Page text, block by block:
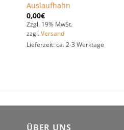
Auslaufhahn
0,00€
Zzgl. 19% MwSt.
zzgl. Versand
Lieferzeit: ca. 2-3 Werktage
ÜBER UNS